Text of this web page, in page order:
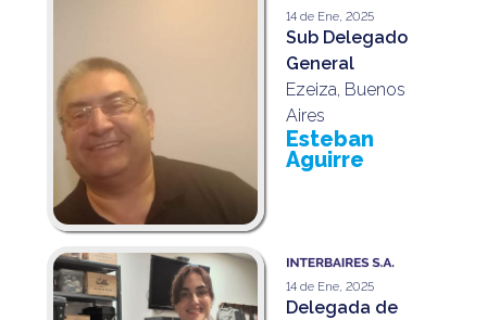
14 de Ene, 2025
Sub Delegado
General
Ezeiza, Buenos
Aires
Esteban
Aguirre
14 de Ene, 2025
Delegada de